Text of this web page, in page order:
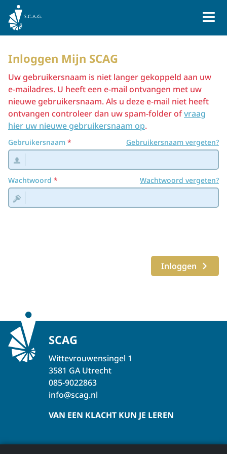
Naar homepage
Inloggen Mijn SCAG
Uw gebruikersnaam is niet langer gekoppeld aan uw
e-mailadres. U heeft een e-mail ontvangen met uw
nieuwe gebruikersnaam. Als u deze e-mail niet heeft
ontvangen controleer dan uw spam-folder ofvraag
hier uw nieuwe gebruikersnaam op.
Gebruikersnaam Gebruikersnaam vergeten?
Wachtwoord Wachtwoord vergeten?
Inloggen
SCAG
Wittevrouwensingel 1
3581 GA Utrecht
085-9022863
info@scag.nl
VAN EEN KLACHT KUN JE LEREN